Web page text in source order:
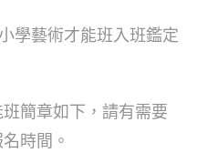
學藝術才能班入班鑑定
簡章如下，請有需要
時間。